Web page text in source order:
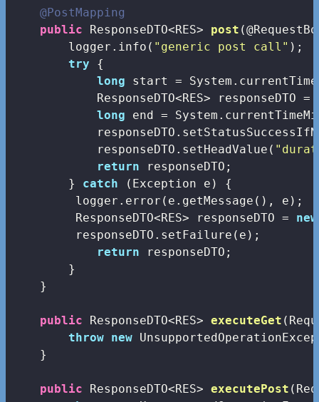
@PostMapping
public ResponseDTO<RES> post
        logger.info(
"generic post call" );
try {
long start =
ResponseDTO<RES> responseDTO =
long end =
            responseDTO.setHeadValue(
return responseDTO;
        }
catch (Exception e) {
         logger.error(e.getMessage(), e);
         ResponseDTO<RES> responseDTO =
new
         responseDTO.setFailure(e);
return responseDTO;
        }
    }
public ResponseDTO<RES> executeGet
throw new
    }
public ResponseDTO<RES> executePost